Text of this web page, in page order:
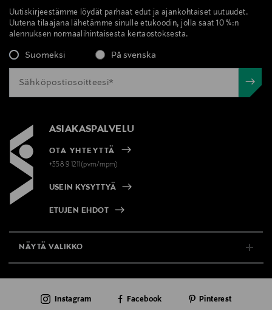
Lindex Group Oyj
Valmistajan osoite
PL 220, 00101, Helsinki, Finland
www.stockmann.com/asiakaspalvelu
Avainsanat
t-paita, trikoopaita, puuvillapaita, lasten paita, BOGI
Uutiskirjeestämme löydät parhaat edut ja ajankohtaiset uutuudet.
Uutena tilaajana lähetämme sinulle etukoodin, jolla saat 10 %:n
alennuksen normaalihintaisesta kertaostoksesta.
Suomeksi På svenska
ASIAKASPALVELU
OTA YHTEYTTÄ
+358 9 1211(pvm/mpm)
USEIN KYSYTTYÄ
ETUJEN EHDOT
NÄYTÄ VALIKKO
AJANKOHTAISTA
Instagram Facebook Pinterest